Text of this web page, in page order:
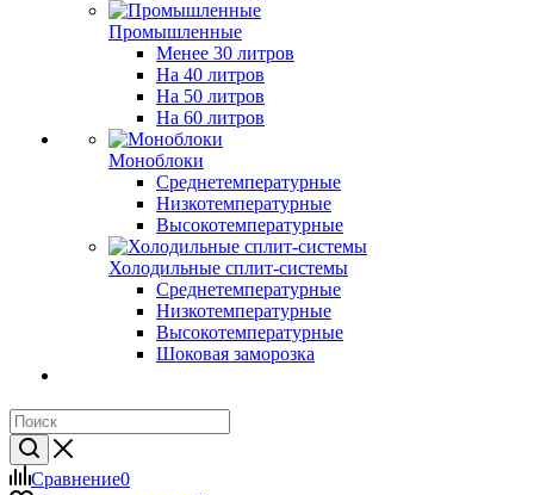
Промышленные
Менее 30 литров
На 40 литров
На 50 литров
На 60 литров
Моноблоки
Среднетемпературные
Низкотемпературные
Высокотемпературные
Холодильные сплит-системы
Среднетемпературные
Низкотемпературные
Высокотемпературные
Шоковая заморозка
Сравнение0